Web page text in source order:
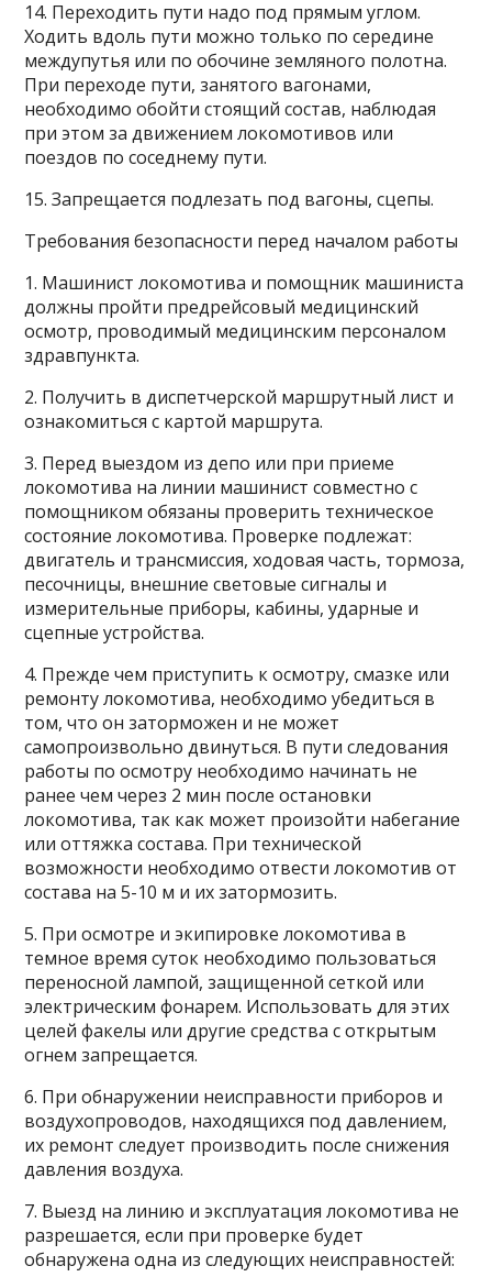
14. Переходить пути надо под прямым углом.
Ходить вдоль пути можно только по середине
междупутья или по обочине земляного полотна.
При переходе пути, занятого вагонами,
необходимо обойти стоящий состав, наблюдая
при этом за движением локомотивов или
поездов по соседнему пути.
15. Запрещается подлезать под вагоны, сцепы.
Требования безопасности перед началом работы
1. Машинист локомотива и помощник машиниста
должны пройти предрейсовый медицинский
осмотр, проводимый медицинским персоналом
здравпункта.
2. Получить в диспетчерской маршрутный лист и
ознакомиться с картой маршрута.
3. Перед выездом из депо или при приеме
локомотива на линии машинист совместно с
помощником обязаны проверить техническое
состояние локомотива. Проверке подлежат:
двигатель и трансмиссия, ходовая часть, тормоза,
песочницы, внешние световые сигналы и
измерительные приборы, кабины, ударные и
сцепные устройства.
4. Прежде чем приступить к осмотру, смазке или
ремонту локомотива, необходимо убедиться в
том, что он заторможен и не может
самопроизвольно двинуться. В пути следования
работы по осмотру необходимо начинать не
ранее чем через 2 мин после остановки
локомотива, так как может произойти набегание
или оттяжка состава. При технической
возможности необходимо отвести локомотив от
состава на 5-10 м и их затормозить.
5. При осмотре и экипировке локомотива в
темное время суток необходимо пользоваться
переносной лампой, защищенной сеткой или
электрическим фонарем. Использовать для этих
целей факелы или другие средства с открытым
огнем запрещается.
6. При обнаружении неисправности приборов и
воздухопроводов, находящихся под давлением,
их ремонт следует производить после снижения
давления воздуха.
7. Выезд на линию и эксплуатация локомотива не
разрешается, если при проверке будет
обнаружена одна из следующих неисправностей: